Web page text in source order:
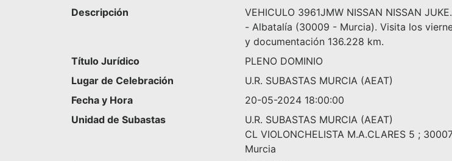
Descripción
VEHICULO 3961JMW NISSAN NISSAN
- Albatalía (30009 - Murcia). Visita los
y documentación 136.228 km.
Título Jurídico
PLENO DOMINIO
Lugar de Celebración
U.R. SUBASTAS MURCIA (AEAT)
Fecha y Hora
20-05-2024 18:00:00
Unidad de Subastas
U.R. SUBASTAS MURCIA (AEAT)
CL VIOLONCHELISTA M.A.CLARES 5 ;
Murcia